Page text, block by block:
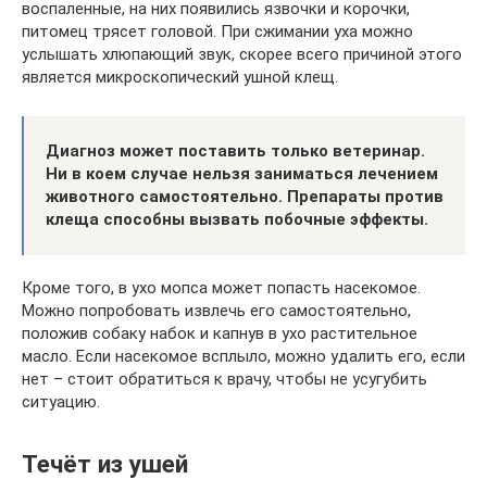
воспаленные, на них появились язвочки и корочки,
питомец трясет головой. При сжимании уха можно
услышать хлюпающий звук, скорее всего причиной этого
является микроскопический ушной клещ.
Диагноз может поставить только ветеринар.
Ни в коем случае нельзя заниматься лечением
животного самостоятельно. Препараты против
клеща способны вызвать побочные эффекты.
Кроме того, в ухо мопса может попасть насекомое.
Можно попробовать извлечь его самостоятельно,
положив собаку набок и капнув в ухо растительное
масло. Если насекомое всплыло, можно удалить его, если
нет – стоит обратиться к врачу, чтобы не усугубить
ситуацию.
Течёт из ушей